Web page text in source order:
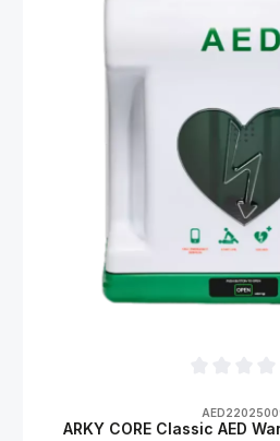
ARKY CORE Classic AED